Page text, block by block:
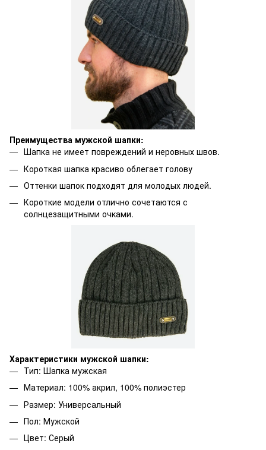
Преимущества мужской шапки:
Шапка не имеет повреждений и неровных швов.
Короткая шапка красиво облегает голову
Оттенки шапок подходят для молодых людей.
Короткие модели отлично сочетаются с
солнцезащитными очками.
Характеристики мужской шапки:
Тип: Шапка мужская
Материал: 100% акрил, 100% полиэстер
Размер: Универсальный
Пол: Мужской
Цвет: Серый